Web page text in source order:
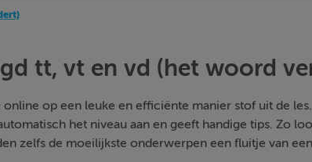
tt, vt en vd (het woord
op een leuke en efficiënte manier stof uit de
het niveau aan en geeft handige tips. Zo
zelfs de moeilijkste onderwerpen een fluitje van